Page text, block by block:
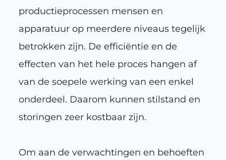
productieprocessen mensen en
apparatuur op meerdere niveaus tegelijk
betrokken zijn. De efficiëntie en de
effecten van het hele proces hangen af
van de soepele werking van een enkel
onderdeel. Daarom kunnen stilstand en
storingen zeer kostbaar zijn.
Om aan de verwachtingen en behoeften